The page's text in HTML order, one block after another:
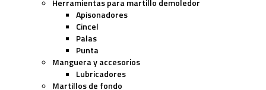
Herramientas para martillo demoledor
Apisonadores
Cincel
Palas
Punta
Manguera y accesorios
Lubricadores
Martillos de fondo